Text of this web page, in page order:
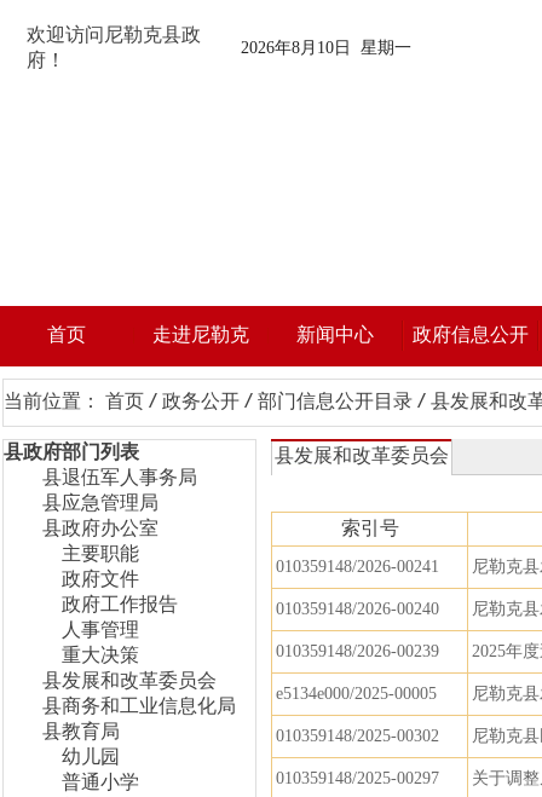
欢迎访问尼勒克县政
府！
2026年8月10日 星期一
首页 走进尼勒克 新闻中心 政府信息公开
当前位置： 首页 / 政务公开 / 部门信息公开目录 / 县发展和改
县政府部门列表
县退伍军人事务局
县应急管理局
县政府办公室
主要职能
政府文件
政府工作报告
人事管理
重大决策
县发展和改革委员会
县商务和工业信息化局
县教育局
幼儿园
普通小学
县发展和改革委员会
索引号
010359148/2026-00241 尼勒克
010359148/2026-00240 尼勒克
010359148/2026-00239 2025年
e5134e000/2025-00005 尼勒克
010359148/2025-00302 尼勒克
010359148/2025-00297 关于调